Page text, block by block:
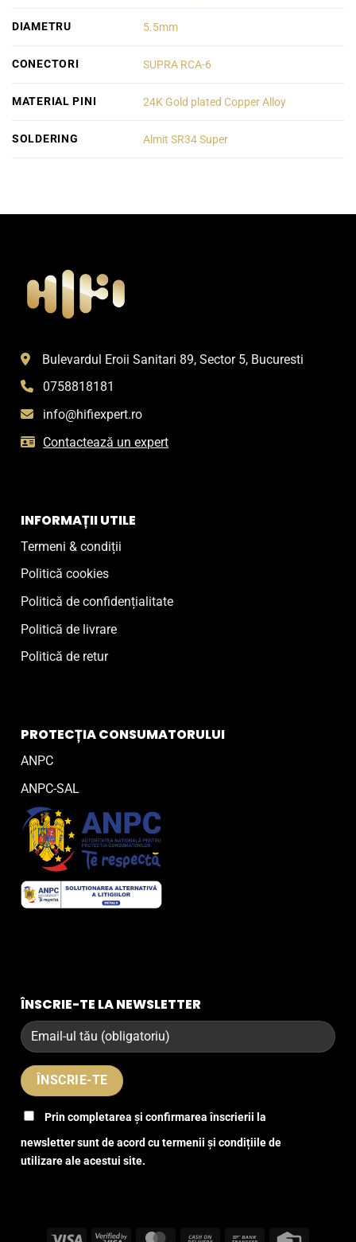
DIAMETRU 5.5mm
CONECTORI SUPRA RCA-6
MATERIAL PINI 24K Gold plated Copper Alloy
SOLDERING Almit SR34 Super
Bulevardul Eroii Sanitari 89, Sector 5, Bucuresti
0758818181
info@hifiexpert.ro
Contactează un expert
INFORMAȚII UTILE
Termeni & condiții
Politică cookies
Politică de confidențialitate
Politică de livrare
Politică de retur
PROTECȚIA CONSUMATORULUI
ANPC
ANPC-SAL
ÎNSCRIE-TE LA NEWSLETTER
Prin completarea și confirmarea înscrierii la
newsletter sunt de acord cu termenii și condițiile de
utilizare ale acestui site.
Visa Visa MasterCardCash Bank